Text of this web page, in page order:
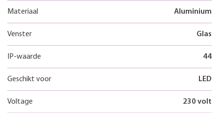
Materiaal Aluminium
Venster Glas
IP-waarde 44
Geschikt voor LED
Voltage 230 volt